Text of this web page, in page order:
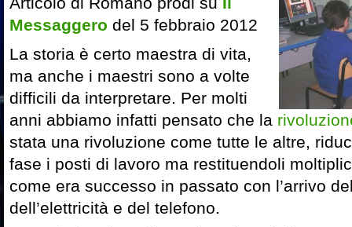
Messaggero del 5 febbraio 2012
La storia è certo maestra di vita,
ma anche i maestri sono a volte
difficili da interpretare. Per molti
anni abbiamo infatti pensato che la
stata una rivoluzione come tutte le altre,
fase i posti di lavoro ma restituendoli
come era successo in passato con l’arrivo
dell’elettricità e del telefono.